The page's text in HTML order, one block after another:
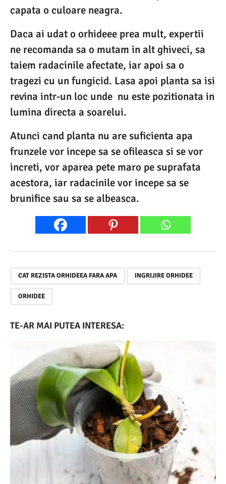
capata o culoare neagra.
Daca ai udat o orhideee prea mult, expertii
ne recomanda sa o mutam in alt ghiveci, sa
taiem radacinile afectate, iar apoi sa o
tragezi cu un fungicid. Lasa apoi planta sa isi
revina intr-un loc unde nu este pozitionata in
lumina directa a soarelui.
Atunci cand planta nu are suficienta apa
frunzele vor incepe sa se ofileasca si se vor
increti, vor aparea pete maro pe suprafata
acestora, iar radacinile vor incepe sa se
brunifice sau sa se albeasca.
CAT REZISTA ORHIDEEA FARA APA INGRIJIRE ORHIDEE
ORHIDEE
TE-AR MAI PUTEA INTERESA: